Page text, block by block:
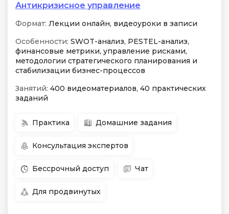
Антикризисное управление
Формат: Лекции онлайн, видеоуроки в записи
Особенности: SWOT-анализ, PESTEL-анализ,
финансовые метрики, управление рисками,
методологии стратегического планирования и
стабилизации бизнес-процессов
Занятий: 400 видеоматериалов, 40 практических
заданий
Практика Домашние задания
Консультация экспертов
Бессрочный доступ Чат
Для продвинутых